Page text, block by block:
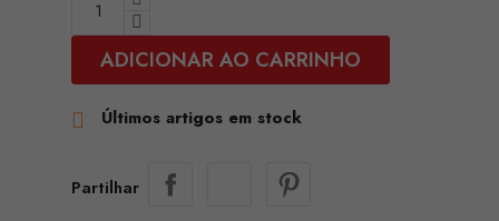
ADICIONAR AO CARRINHO
 Últimos artigos em stock
Partilhar